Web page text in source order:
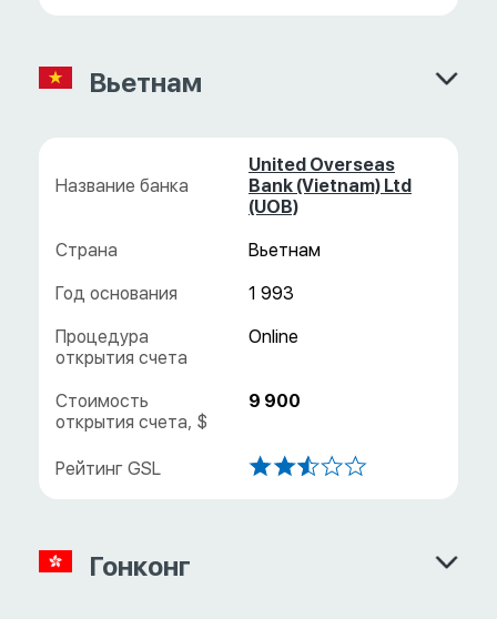
Вьетнам
United Overseas
Bank (Vietnam) Ltd
(UOB)
Вьетнам
1 993
9 900
Гонконг